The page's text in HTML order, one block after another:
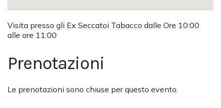
Visita presso gli Ex Seccatoi Tabacco dalle Ore 10:00
alle ore 11:00
Prenotazioni
Le prenotazioni sono chiuse per questo evento.